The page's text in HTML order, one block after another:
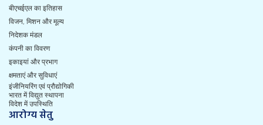
बीएचईएल का इतिहास
विजन, मिशन और मूल्य
निदेशक मंडल
कंपनी का विवरण
इकाइयां और प्रभाग
क्षमताएं और सुविधाएं
इंजीनियरिंग एवं प्रौद्योगिकी
भारत में विद्युत स्थापना
विदेश में उपस्थिति
आरोग्य सेतु